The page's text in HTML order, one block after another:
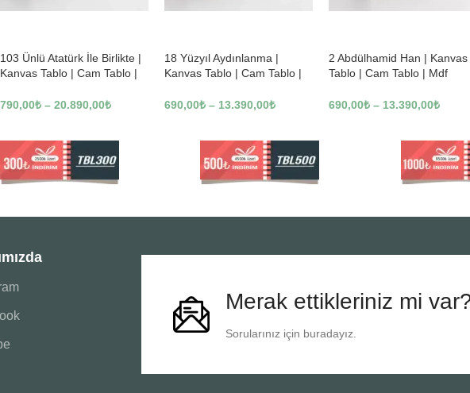
103 Ünlü Atatürk İle Birlikte |
Kanvas Tablo | Cam Tablo |
790,00₺ – 20.890,00₺
18 Yüzyıl Aydınlanma |
Kanvas Tablo | Cam Tablo |
690,00₺ – 13.390,00₺
2 Abdülhamid Han | Kanvas
Tablo | Cam Tablo | Mdf
690,00₺ – 13.390,00₺
Merak ettikleriniz mi
Sorularınız için buradayız.